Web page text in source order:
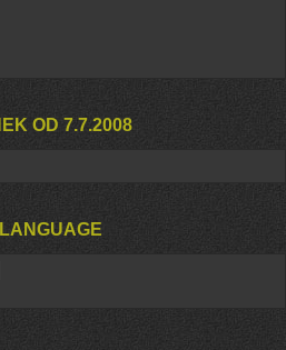
OD 7.7.2008